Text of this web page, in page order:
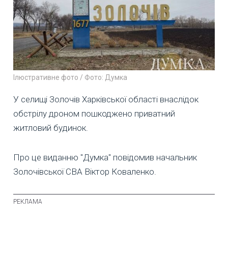
Ілюстративне фото / Фото: Думка
У селищі Золочів Харківської області внаслідок
обстрілу дроном пошкоджено приватний
житловий будинок.
Про це виданню "Думка" повідомив начальник
Золочівської СВА Віктор Коваленко.